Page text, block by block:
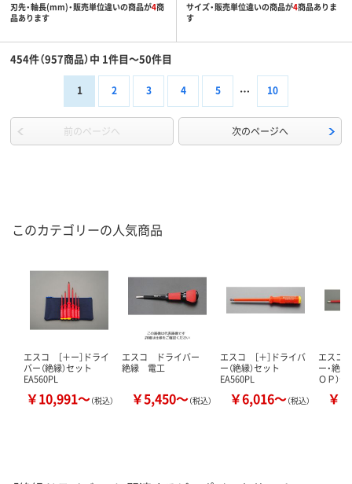
刃先・軸長(mm)・販売単位違いの商品が4商
品あります
サイズ・販売単位違いの商品が4商品ありま
す
454件（957商品）中 1件目～50件目
1 2 3 4 5 10
前のページへ 次のページへ
このカテゴリーの人気商品
エスコ ［＋ー］ドライ
バー（絶縁）セット
EA560PL
￥10,991～（税込）
エスコ ドライバー
絶縁 電工
￥5,450～（税込）
エスコ ［＋］ドライバ
ー（絶縁）セット
EA560PL
￥6,016～（税込）
エスコ
ー・絶
ＯＰ）
￥